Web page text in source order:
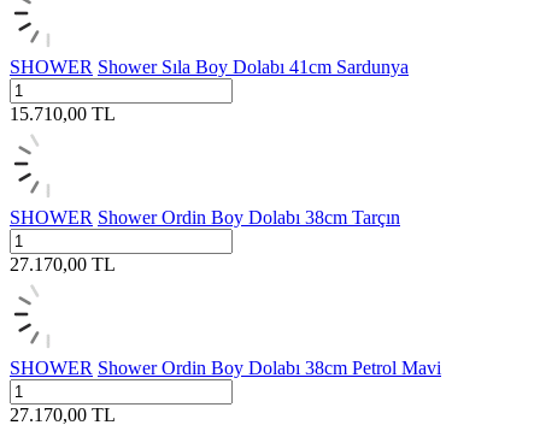
SHOWER Shower Sıla Boy Dolabı 41cm Sardunya
15.710,00 TL
SHOWER Shower Ordin Boy Dolabı 38cm Tarçın
27.170,00 TL
SHOWER Shower Ordin Boy Dolabı 38cm Petrol Mavi
27.170,00 TL